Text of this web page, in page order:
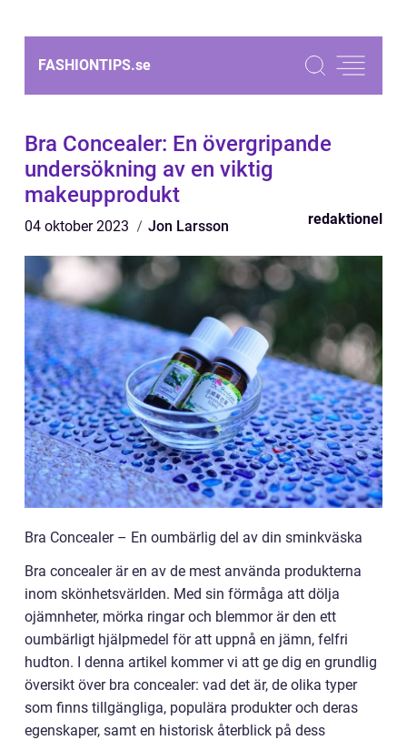
FASHIONTIPS.se
Bra Concealer: En övergripande
undersökning av en viktig
makeupprodukt
04 oktober 2023 Jon Larsson redaktionel
Bra Concealer – En oumbärlig del av din sminkväska
Bra concealer är en av de mest använda produkterna
inom skönhetsvärlden. Med sin förmåga att dölja
ojämnheter, mörka ringar och blemmor är den ett
oumbärligt hjälpmedel för att uppnå en jämn, felfri
hudton. I denna artikel kommer vi att ge dig en grundlig
översikt över bra concealer: vad det är, de olika typer
som finns tillgängliga, populära produkter och deras
egenskaper, samt en historisk återblick på dess